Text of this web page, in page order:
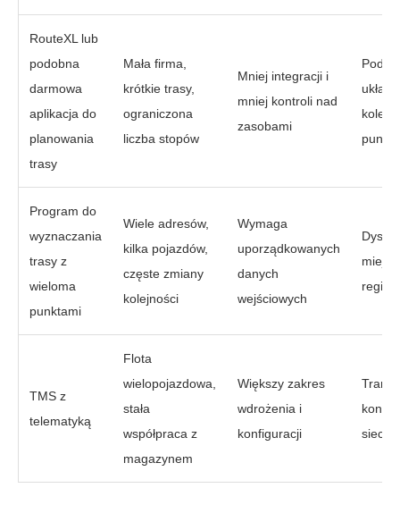
RouteXL lub
podobna
darmowa
aplikacja do
planowania
trasy
Mała firma,
krótkie trasy,
ograniczona
liczba stopów
Mniej integracji i
mniej kontroli nad
zasobami
Program do
wyznaczania
trasy z
wieloma
punktami
Wiele adresów,
kilka pojazdów,
częste zmiany
kolejności
Wymaga
uporządkowanych
danych
wejściowych
TMS z
telematyką
Flota
wielopojazdowa,
stała
współpraca z
magazynem
Większy zakres
wdrożenia i
konfiguracji
sieci